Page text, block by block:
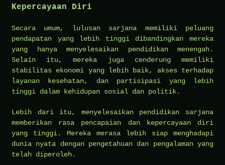
Kepercayaan Diri
Secara umum, lulusan sarjana memiliki peluang
pendapatan yang lebih tinggi dibandingkan mereka
yang hanya menyelesaikan pendidikan menengah.
Selain itu, mereka juga cenderung memiliki
stabilitas ekonomi yang lebih baik, akses terhadap
layanan kesehatan, dan partisipasi yang lebih
tinggi dalam kehidupan sosial dan politik.
Lebih dari itu, menyelesaikan pendidikan sarjana
memberikan rasa pencapaian dan kepercayaan diri
yang tinggi. Mereka merasa lebih siap menghadapi
dunia nyata dengan pengetahuan dan pengalaman yang
telah diperoleh.